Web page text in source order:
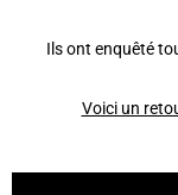
Ils ont enquêté
Voici un